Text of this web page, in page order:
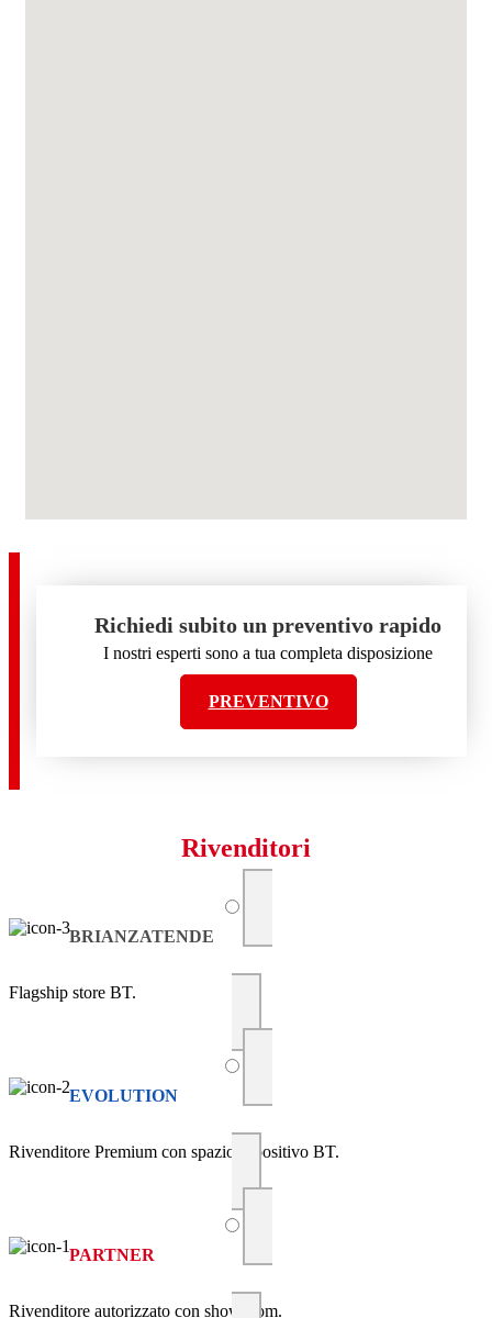
Richiedi subito un preventivo rapido
I nostri esperti sono a tua completa disposizione
PREVENTIVO
Rivenditori
BRIANZATENDE
Flagship store BT.
EVOLUTION
Rivenditore Premium con spazio espositivo BT.
PARTNER
Rivenditore autorizzato con showroom.